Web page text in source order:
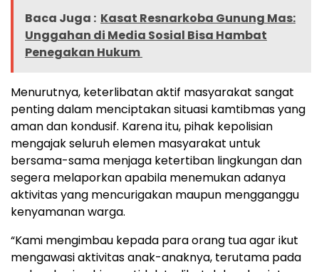
Baca Juga : Kasat Resnarkoba Gunung Mas:
Unggahan di Media Sosial Bisa Hambat
Penegakan Hukum
Menurutnya, keterlibatan aktif masyarakat sangat
penting dalam menciptakan situasi kamtibmas yang
aman dan kondusif. Karena itu, pihak kepolisian
mengajak seluruh elemen masyarakat untuk
bersama-sama menjaga ketertiban lingkungan dan
segera melaporkan apabila menemukan adanya
aktivitas yang mencurigakan maupun mengganggu
kenyamanan warga.
“Kami mengimbau kepada para orang tua agar ikut
mengawasi aktivitas anak-anaknya, terutama pada